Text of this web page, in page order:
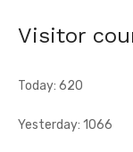
africain et la
Visitor
Today: 620
Yesterday: 1066